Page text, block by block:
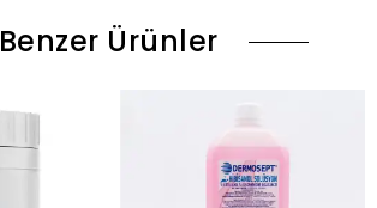
Benzer Ürünler